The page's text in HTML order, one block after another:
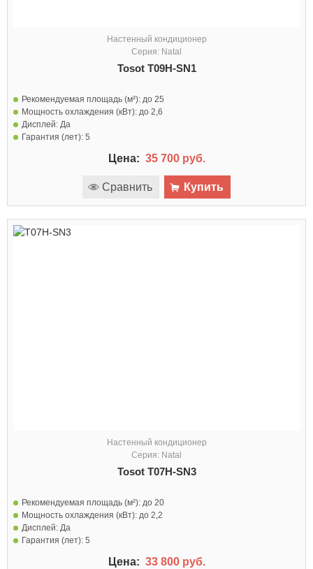
Настенный кондиционер
Серия: Natal
Tosot T09H-SN1
Рекомендуемая площадь (м²): до 25
Мощность охлаждения (кВт): до 2,6
Дисплей: Да
Гарантия (лет): 5
Цена: 35 700 руб.
Сравнить Купить
Настенный кондиционер
Серия: Natal
Tosot T07H-SN3
Рекомендуемая площадь (м²): до 20
Мощность охлаждения (кВт): до 2,2
Дисплей: Да
Гарантия (лет): 5
Цена: 33 800 руб.